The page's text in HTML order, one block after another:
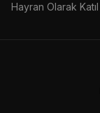
Hayran Olarak Katıl